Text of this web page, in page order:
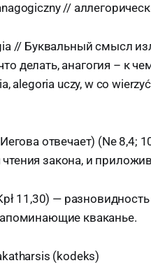
//
// Буквальный смысл
делать, анагогия – к
alegoria uczy, w co
отвечает) (Ne 8,4;
закона, и
11,30) —
кваканье.
(kodeks)